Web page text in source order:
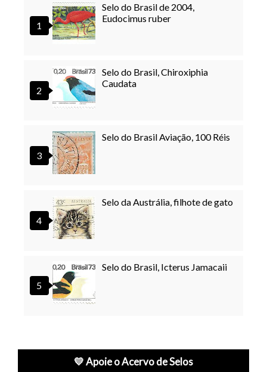
Selo do Brasil de 2004,
Eudocimus ruber
Selo do Brasil, Chiroxiphia
Caudata
Selo do Brasil Aviação, 100 Réis
Selo da Austrália, filhote de gato
Selo do Brasil, Icterus Jamacaii
💛 Apoie o Acervo de Selos